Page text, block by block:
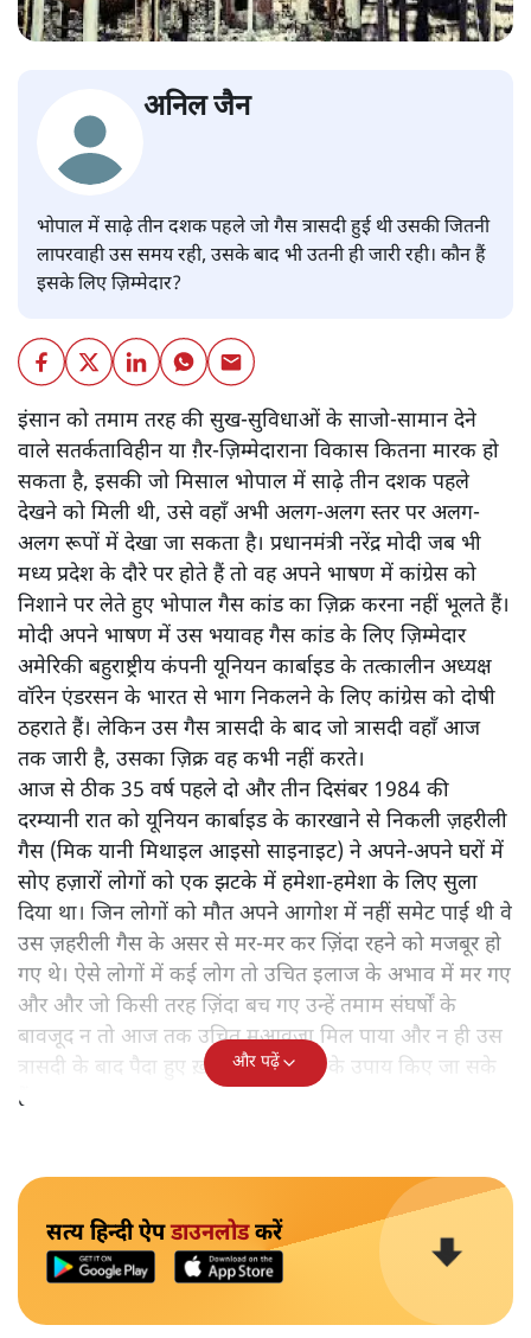
अनिल जैन
भोपाल में साढ़े तीन दशक पहले जो गैस त्रासदी हुई थी उसकी जितनी
लापरवाही उस समय रही, उसके बाद भी उतनी ही जारी रही। कौन हैं
इसके लिए ज़िम्मेदार?
इंसान को तमाम तरह की सुख-सुविधाओं के साजो-सामान देने
वाले सतर्कताविहीन या ग़ैर-ज़िम्मेदाराना विकास कितना मारक हो
सकता है, इसकी जो मिसाल भोपाल में साढ़े तीन दशक पहले
देखने को मिली थी, उसे वहाँ अभी अलग-अलग स्तर पर अलग-
अलग रूपों में देखा जा सकता है। प्रधानमंत्री नरेंद्र मोदी जब भी
मध्य प्रदेश के दौरे पर होते हैं तो वह अपने भाषण में कांग्रेस को
निशाने पर लेते हुए भोपाल गैस कांड का ज़िक्र करना नहीं भूलते हैं।
मोदी अपने भाषण में उस भयावह गैस कांड के लिए ज़िम्मेदार
अमेरिकी बहुराष्ट्रीय कंपनी यूनियन कार्बाइड के तत्कालीन अध्यक्ष
वॉरेन एंडरसन के भारत से भाग निकलने के लिए कांग्रेस को दोषी
ठहराते हैं। लेकिन उस गैस त्रासदी के बाद जो त्रासदी वहाँ आज
तक जारी है, उसका ज़िक्र वह कभी नहीं करते।
आज से ठीक 35 वर्ष पहले दो और तीन दिसंबर 1984 की
दरम्यानी रात को यूनियन कार्बाइड के कारखाने से निकली ज़हरीली
गैस (मिक यानी मिथाइल आइसो साइनाइट) ने अपने-अपने घरों में
सोए हज़ारों लोगों को एक झटके में हमेशा-हमेशा के लिए सुला
दिया था। जिन लोगों को मौत अपने आगोश में नहीं समेट पाई थी वे
उस ज़हरीली गैस के असर से मर-मर कर ज़िंदा रहने को मजबूर हो
गए थे। ऐसे लोगों में कई लोग तो उचित इलाज के अभाव में मर गए
और और जो किसी तरह ज़िंदा बच गए उन्हें तमाम संघर्षों के
बावजूद न तो आज तक उचित मुआवजा मिल पाया और न ही उस
त्रासदी के बाद पैदा हुए ख़तरों से पार पाने के उपाय किए जा सके
हैं।
और पढ़ें
सत्य हिन्दी ऐपडाउनलोडकरें